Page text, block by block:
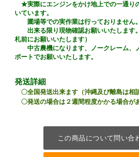
★実際にエンジンをかけ地上での一通り
いています。
圃場等での実作業は行っておりません。
出来る限り現物確認お願いいたします
札前にお願いいたします）
中古農機になります、ノークレーム、
ポートでお願いいたします。
発送詳細
〇全国発送出来ます（沖縄及び離島は相
〇発送の場合は２週間程度かかる場合が
この商品について問い合